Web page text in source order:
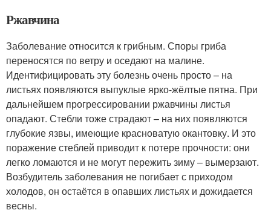
Ржавчина
Заболевание относится к грибным. Споры гриба
переносятся по ветру и оседают на малине.
Идентифицировать эту болезнь очень просто – на
листьях появляются выпуклые ярко-жёлтые пятна. При
дальнейшем прогрессировании ржавчины листья
опадают. Стебли тоже страдают – на них появляются
глубокие язвы, имеющие красноватую окантовку. И это
поражение стеблей приводит к потере прочности: они
легко ломаются и не могут пережить зиму – вымерзают.
Возбудитель заболевания не погибает с приходом
холодов, он остаётся в опавших листьях и дожидается
весны.